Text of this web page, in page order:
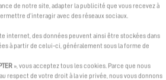
pour l'arrivée du premier Excess 11
en Colombie !
de notre site, adapter la publicité que vous recevez à
d’interagir avec des réseaux sociaux.
internet, des données peuvent ainsi être stockées dans
à partir de celui-ci, généralement sous la forme de
», vous acceptez tous les cookies. Parce que nous
respect de votre droit à la vie privée, nous vous donnons